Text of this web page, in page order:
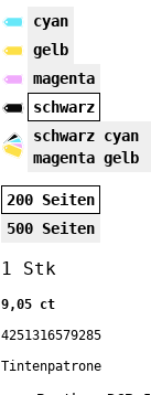
cyan
gelb
magenta
schwarz
schwarz cyan
magenta gelb
200 Seiten
500 Seiten
1 Stk
9,05 ct
4251316579285
Tintenpatrone